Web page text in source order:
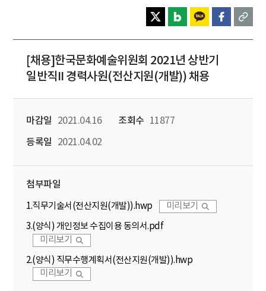
[채용]한국문화예술위원회 2021년 상반기
일반직II 경력사원(전산지원(개발)) 채용
마감일 2021.04.16 조회수
11877
등록일
2021.04.02
첨부파일
1.직무기술서(전산지원(개발)).hwp 미리보기
3.(양식) 개인정보 수집이용 동의서.pdf
미리보기
2.(양식) 직무수행계획서(전산지원(개발)).hwp
미리보기